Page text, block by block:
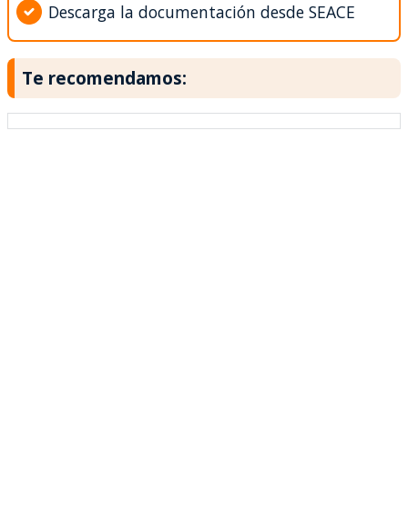
Descarga la documentación desde SEACE
Te recomendamos: